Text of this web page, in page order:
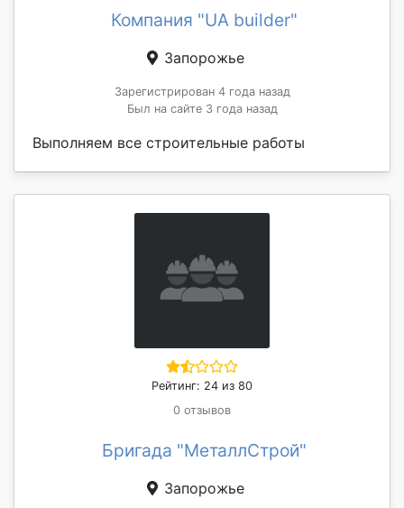
Компания "UA builder"
Запорожье
Зарегистрирован 4 года назад
Был на сайте 3 года назад
Выполняем все строительные работы
Рейтинг: 24 из 80
0 отзывов
Бригада "МеталлСтрой"
Запорожье